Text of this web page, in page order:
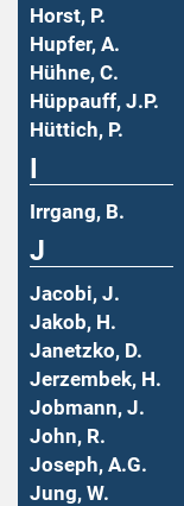
Horst, P.
Hupfer, A.
Hühne, C.
Hüppauff, J.P.
Hüttich, P.
Irrgang, B.
J
Jacobi, J.
Jakob, H.
Janetzko, D.
Jerzembek, H.
Jobmann, J.
John, R.
Joseph, A.G.
Jung, W.